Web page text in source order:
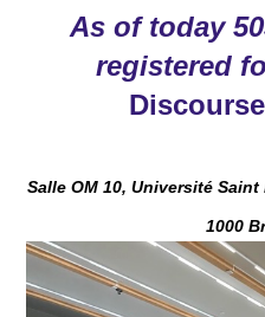
As of today
registered
Salle OM 10, Université
1000